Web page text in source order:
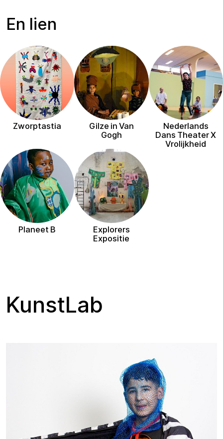
En lien
Zworptastia
Gilze in Van
Gogh
Nederlands
Dans Theater X
Vrolijkheid
Planeet B
Explorers
Expositie
KunstLab